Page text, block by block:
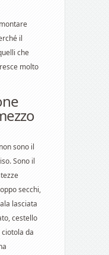
il
che
molto
sono il
Sono il
secchi,
lasciata
cestello
da